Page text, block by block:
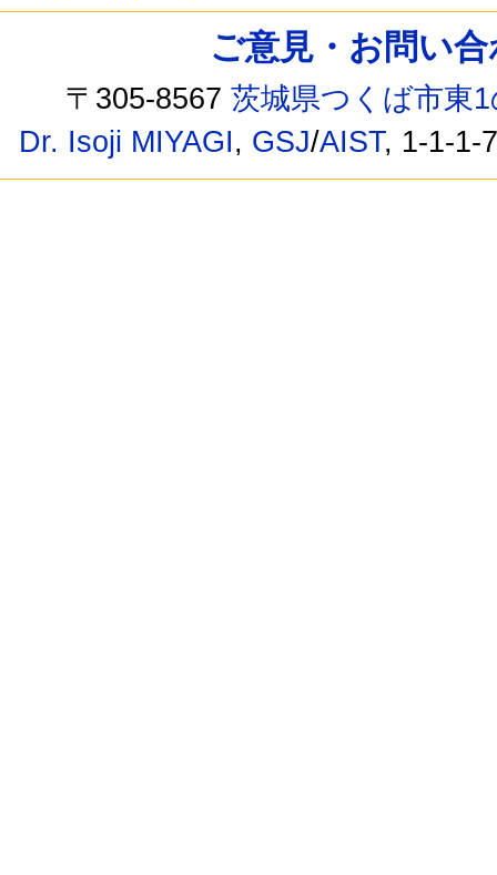
ご意見・お問い
〒305-8567茨城県つくば市東
Dr. Isoji MIYAGI, GSJ/AIST, 1-1-1-